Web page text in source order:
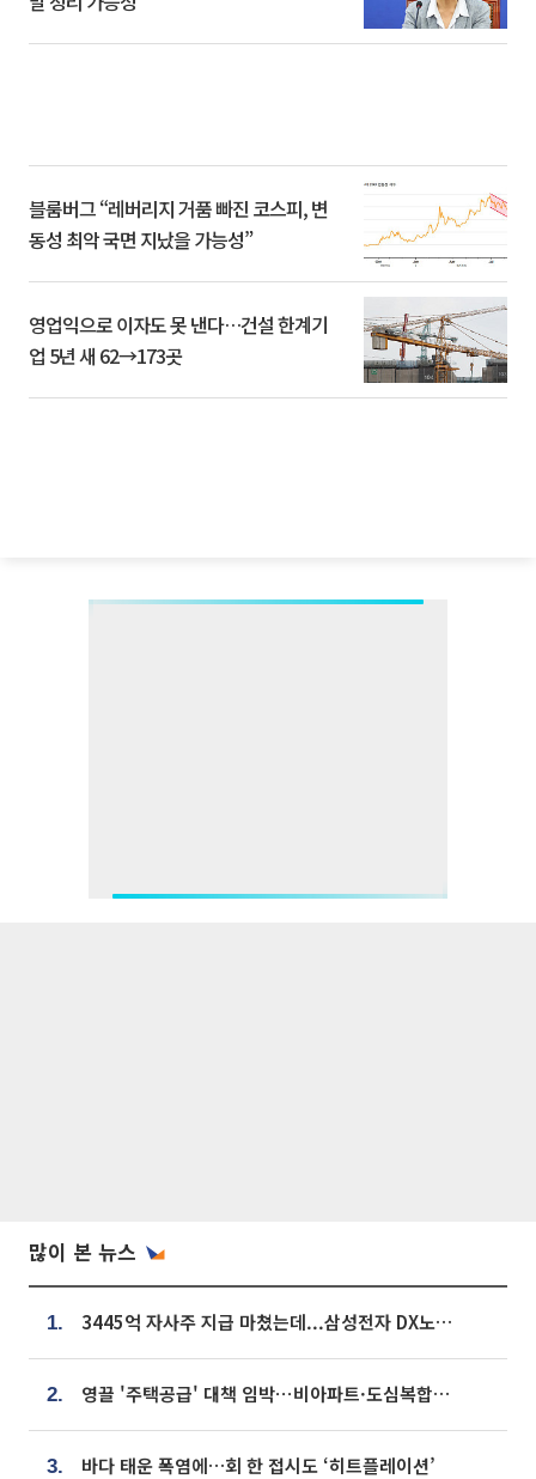
블룸버그 “레버리지 거품 빠진 코스피, 변
동성 최악 국면 지났을 가능성”
영업익으로 이자도 못 낸다…건설 한계기
업 5년 새 62→173곳
많이 본 뉴스
1. 3445억 자사주 지급 마쳤는데...삼성전자 DX노조, 뒤늦은 '떼쓰기 집회'
2. 영끌 '주택공급' 대책 임박⋯비아파트·도심복합까지 총동원
3. 바다 태운 폭염에…회 한 접시도 ‘히트플레이션’